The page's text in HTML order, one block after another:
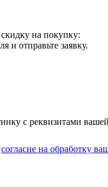
на покупку:
и отправьте заявку.
с реквизитами
согласие на обработку